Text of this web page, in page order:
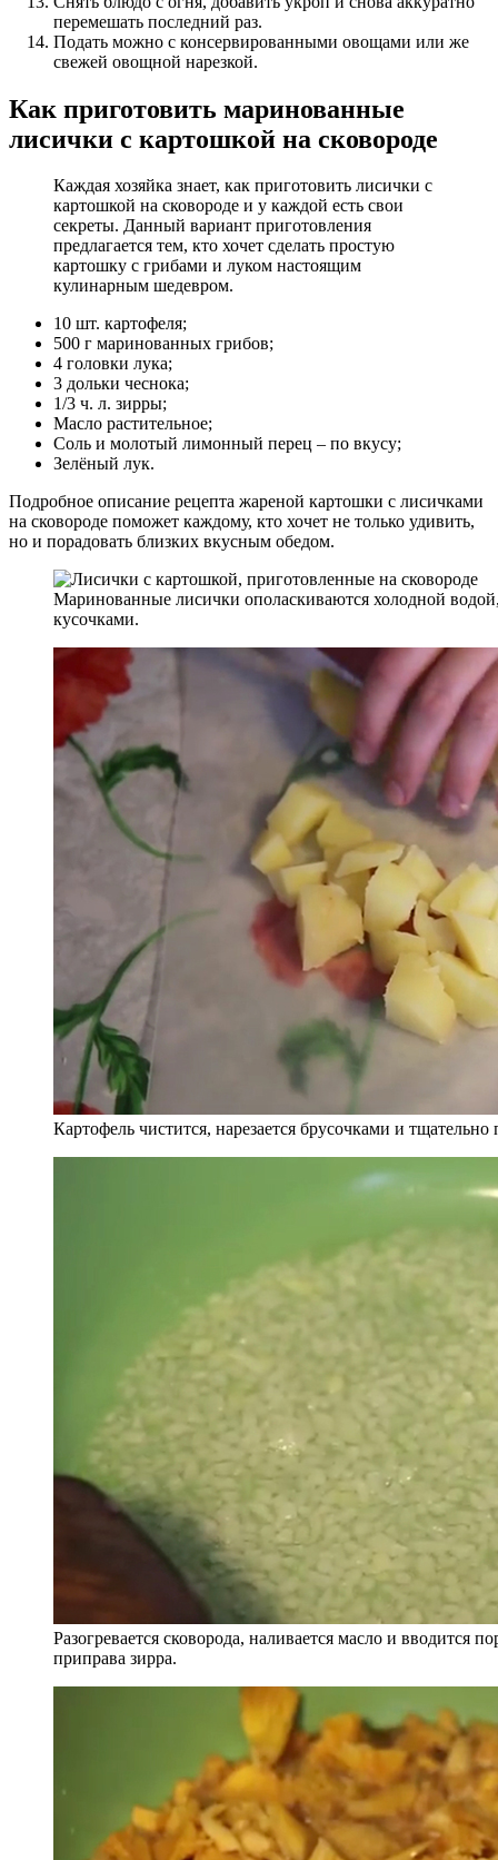
перемешать последний раз.
Подать можно с консервированными овощами или же
свежей овощной нарезкой.
Как приготовить маринованные
лисички с картошкой на сковороде
Каждая хозяйка знает, как приготовить лисички с
картошкой на сковороде и у каждой есть свои
секреты. Данный вариант приготовления
предлагается тем, кто хочет сделать простую
картошку с грибами и луком настоящим
кулинарным шедевром.
10 шт. картофеля;
500 г маринованных грибов;
4 головки лука;
3 дольки чеснока;
1/3 ч. л. зирры;
Масло растительное;
Соль и молотый лимонный перец – по вкусу;
Зелёный лук.
Подробное описание рецепта жареной картошки с лисичками
на сковороде поможет каждому, кто хочет не только удивить,
но и порадовать близких вкусным обедом.
Маринованные лисички ополаскиваются холодной водой,
кусочками.
Картофель чистится, нарезается брусочками и
Разогревается сковорода, наливается масло и вводится
приправа зирра.